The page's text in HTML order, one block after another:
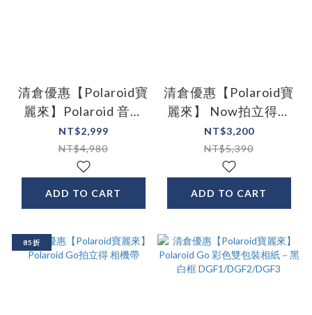
清倉優惠【Polaroid寶
麗來】Polaroid 音樂
播放器 P2 (五色)
NT$2,999
NT$4,980
ADD TO CART
清倉優惠【Polaroid寶
麗來】 Now拍立得相
機 8色
NT$3,200
NT$5,390
ADD TO CART
85折